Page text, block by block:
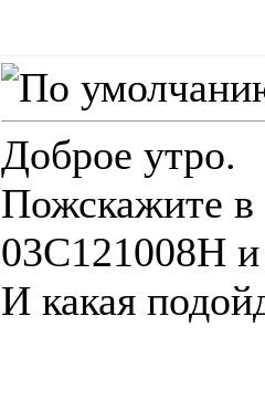
Доброе утро.
Пожскажите
03C121008H
И какая